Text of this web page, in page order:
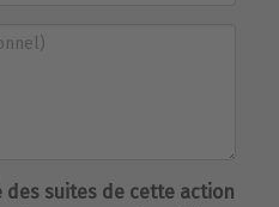
des suites de cette action